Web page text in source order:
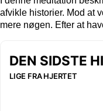
afvikle historier. Mod at
mere nøgen. Efter at